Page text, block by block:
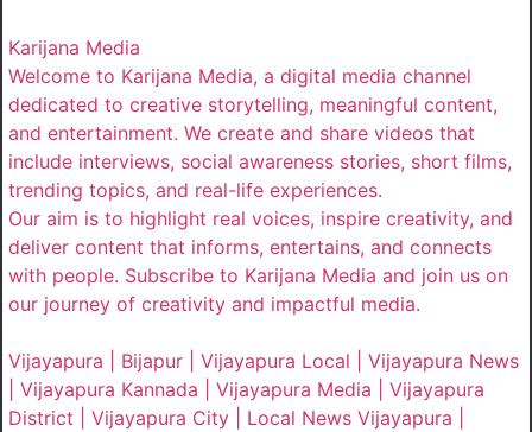
Karijana Media
Welcome to Karijana Media, a digital media channel
dedicated to creative storytelling, meaningful content,
and entertainment. We create and share videos that
include interviews, social awareness stories, short films,
trending topics, and real-life experiences.
Our aim is to highlight real voices, inspire creativity, and
deliver content that informs, entertains, and connects
with people. Subscribe to Karijana Media and join us on
our journey of creativity and impactful media.
Vijayapura | Bijapur | Vijayapura Local | Vijayapura News
| Vijayapura Kannada | Vijayapura Media | Vijayapura
District | Vijayapura City | Local News Vijayapura |